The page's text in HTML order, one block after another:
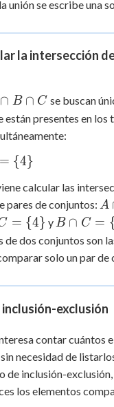
unión se escribe una
la intersección
∩ B ∩ C se buscan
están presentes en los
= {4}
calcular las
pares de conjuntos: A
B
A
= {4} y B
\cap
C =
6\}
B ∩ C = {
de dos conjuntos son
solo un par de
inclusión-exclusión
contar cuántos
necesidad de
de inclusión-
los elementos